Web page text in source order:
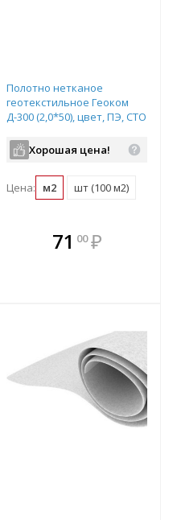
В комплекте
всегда выгоднее!
Полотно нетканое
геотекстильное Геоком
Д-300 (2,0*50), цвет, ПЭ, СТО
Хорошая цена!
Цена: м2 шт (100 м2)
71 00 ₽